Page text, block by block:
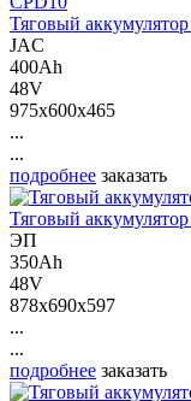
Тяговый
JAC
400Ah
48V
975x600x465
...
...
подробнее заказать
Тяговый
ЭП
350Ah
48V
878x690x597
...
...
подробнее заказать